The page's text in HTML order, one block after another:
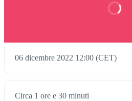
06 dicembre 2022 12:00 (CET)
Circa 1 ore e 30 minuti